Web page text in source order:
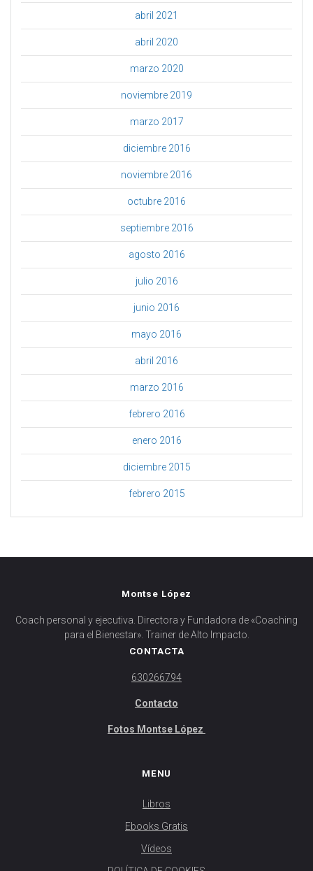
abril 2021
abril 2020
marzo 2020
noviembre 2019
marzo 2017
diciembre 2016
noviembre 2016
octubre 2016
septiembre 2016
agosto 2016
julio 2016
junio 2016
mayo 2016
abril 2016
marzo 2016
febrero 2016
enero 2016
diciembre 2015
febrero 2015
Montse López
Coach personal y ejecutiva. Directora y Fundadora de «Coaching
para el Bienestar». Trainer de Alto Impacto.
CONTACTA
630266794
Contacto
Fotos Montse López
MENU
Libros
Ebooks Gratis
Vídeos